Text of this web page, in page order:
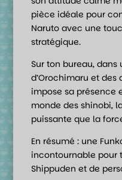
pièce idéale pour
Naruto avec une
stratégique.
Sur ton bureau,
d’Orochimaru et des
impose sa présence
monde des shinobi,
puissante que la
En résumé : une
incontournable pour
Shippuden et de